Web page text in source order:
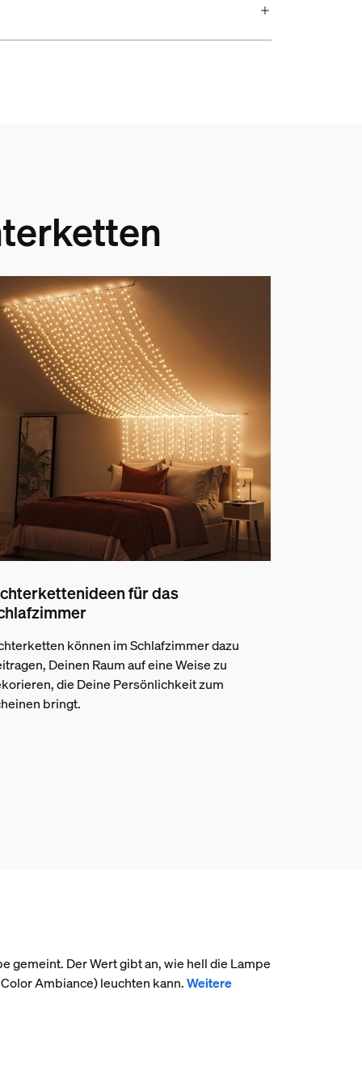
für das
können im Schlafzimmer dazu
Deinen Raum auf eine Weise zu
die Deine Persönlichkeit zum
bringt.
gemeint. Der Wert gibt an, wie hell die Lampe
Ambiance) leuchten kann.Weitere